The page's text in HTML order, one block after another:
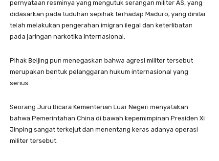
pernyataan resminya yang mengutuk serangan militer AS, yang
didasarkan pada tuduhan sepihak terhadap Maduro, yang dinilai
telah melakukan pengerahan imigran ilegal dan keterlibatan
pada jaringan narkotika internasional.
Pihak Beijing pun menegaskan bahwa agresi militer tersebut
merupakan bentuk pelanggaran hukum internasional yang
serius.
Seorang Juru Bicara Kementerian Luar Negeri menyatakan
bahwa Pemerintahan China di bawah kepemimpinan Presiden Xi
Jinping sangat terkejut dan menentang keras adanya operasi
militer tersebut.